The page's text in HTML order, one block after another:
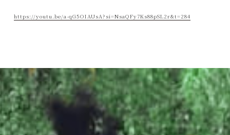
https://youtu.be/a-qG5OIAUsA?si=NsaQFy7Ks88pSL2r&t=284